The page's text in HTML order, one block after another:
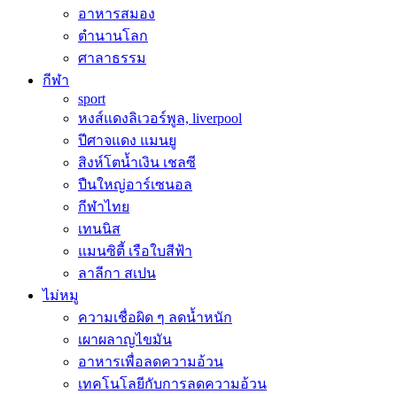
อาหารสมอง
ตำนานโลก
ศาลาธรรม
กีฬา
sport
หงส์แดงลิเวอร์พูล, liverpool
ปีศาจแดง แมนยู
สิงห์โตน้ำเงิน เชลซี
ปืนใหญ่อาร์เซนอล
กีฬาไทย
เทนนิส
แมนซิตี้ เรือใบสีฟ้า
ลาลีกา สเปน
ไม่หมู
ความเชื่อผิด ๆ ลดน้ำหนัก
เผาผลาญไขมัน
อาหารเพื่อลดความอ้วน
เทคโนโลยีกับการลดความอ้วน